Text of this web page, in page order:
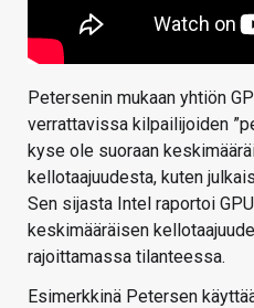
Petersenin mukaan yhtiön
verrattavissa kilpailijoiden
kyse ole suoraan
kellotaajuudesta, kuten
Sen sijasta Intel raportoi
keskimääräisen
rajoittamassa tilanteessa.
Esimerkkinä Petersen